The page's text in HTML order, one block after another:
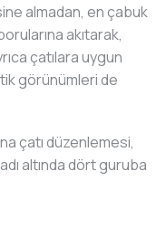
almadan, en çabuk
akıtarak,
çatılara uygun
görünümleri de
çatı düzenlemesi,
altında dört guruba